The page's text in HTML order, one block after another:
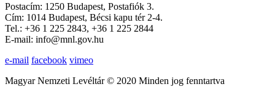
Postacím: 1250 Budapest, Postafiók 3.
Cím: 1014 Budapest, Bécsi kapu tér 2-4.
Tel.: +36 1 225 2843, +36 1 225 2844
E-mail: info@mnl.gov.hu
e-mail facebook vimeo
Magyar Nemzeti Levéltár © 2020 Minden jog fenntartva